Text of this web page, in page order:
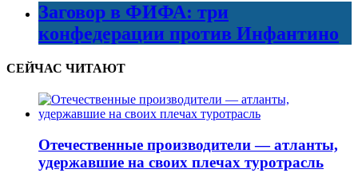
Заговор в ФИФА: три
конфедерации против Инфантино
СЕЙЧАС ЧИТАЮТ
Отечественные производители — атланты,
удержавшие на своих плечах туротрасль